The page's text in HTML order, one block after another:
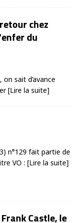
chez
du
on sait d’avance
[Lire la suite]
n°129 fait partie de
VO : [Lire la suite]
Castle, le